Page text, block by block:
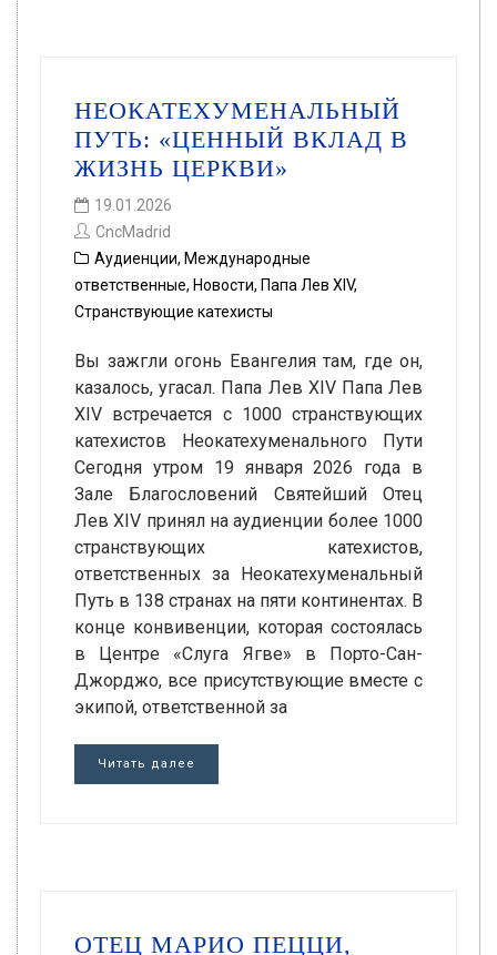
НЕОКАТЕХУМЕНАЛЬНЫЙ
ПУТЬ: «ЦЕННЫЙ ВКЛАД В
ЖИЗНЬ ЦЕРКВИ»
19.01.2026
CncMadrid
Аудиенции, Международные
ответственные, Новости, Папа Лев XIV,
Странствующие катехисты
Вы зажгли огонь Евангелия там, где он,
казалось, угасал. Папа Лев XIV Папа Лев
XIV встречается с 1000 странствующих
катехистов Неокатехуменального Пути
Сегодня утром 19 января 2026 года в
Зале Благословений Святейший Отец
Лев XIV принял на аудиенции более 1000
странствующих катехистов,
ответственных за Неокатехуменальный
Путь в 138 странах на пяти континентах. В
конце конвивенции, которая состоялась
в Центре «Слуга Ягве» в Порто-Сан-
Джорджо, все присутствующие вместе с
экипой, ответственной за
Читать далее
ОТЕЦ МАРИО ПЕЦЦИ,